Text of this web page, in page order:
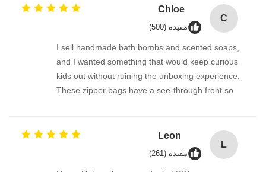
odorless, and the bag reseals perfectly. FDA-
C
Chloe
مفيدة (500)
I sell handmade bath bombs and scented soaps,
and I wanted something that would keep curious
kids out without ruining the unboxing experience.
These zipper bags have a see-through front so
having these at home. The bags are also
recyclable where we are — bonus points!
L
Leon
مفيدة (261)